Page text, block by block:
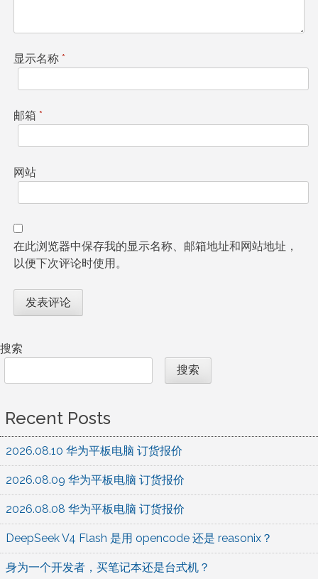
显示名称 *
邮箱 *
网站
在此浏览器中保存我的显示名称、邮箱地址和网站地址，
以便下次评论时使用。
搜索
搜索
Recent Posts
2026.08.10 华为平板电脑 订货报价
2026.08.09 华为平板电脑 订货报价
2026.08.08 华为平板电脑 订货报价
DeepSeek V4 Flash 是用 opencode 还是 reasonix？
身为一个开发者，买笔记本还是台式机？